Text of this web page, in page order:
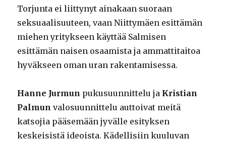
Torjunta ei liittynyt ainakaan suoraan
seksuaalisuuteen, vaan Niittymäen esittämän
miehen yritykseen käyttää Salmisen
esittämän naisen osaamista ja ammattitaitoa
hyväkseen oman uran rakentamisessa.
Hanne Jurmun pukusuunnittelu ja Kristian
Palmun valosuunnittelu auttoivat meitä
katsojia pääsemään jyvälle esityksen
keskeisistä ideoista. Kädellisiin kuuluvan